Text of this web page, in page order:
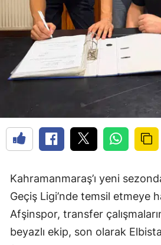
Kahramanmaraş’ı yeni
Geçiş Ligi’nde temsil etmeye
Afşinspor, transfer
beyazlı ekip, son olarak